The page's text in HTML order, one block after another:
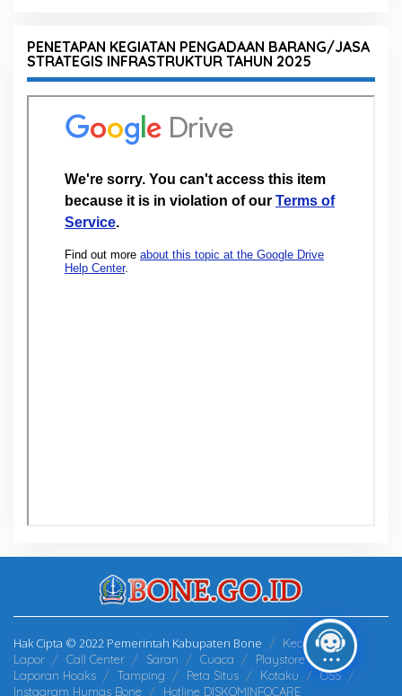
PENETAPAN KEGIATAN PENGADAAN BARANG/JASA
STRATEGIS INFRASTRUKTUR TAHUN 2025
Hak Cipta © 2022 Pemerintah Kabupaten Bone
Kecamatan
Lapor
Call Center Saran Cuaca
Playstore
Laporan Hoaks
Tamping Peta Situs Kotaku
OSS
Instagram Humas Bone
Hotline DISKOMINFOCARE